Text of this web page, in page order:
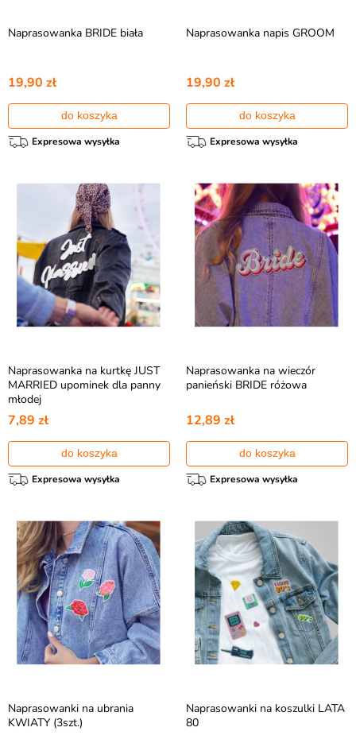
Naprasowanka BRIDE biała
19,90 zł
do koszyka
Expresowa wysyłka
Naprasowanka napis GROOM
19,90 zł
do koszyka
Expresowa wysyłka
Naprasowanka na kurtkę JUST
MARRIED upominek dla panny
młodej
7,89 zł
do koszyka
Expresowa wysyłka
Naprasowanka na wieczór
panieński BRIDE różowa
12,89 zł
do koszyka
Expresowa wysyłka
Naprasowanki na ubrania
KWIATY (3szt.)
Naprasowanki na koszulki LATA
80